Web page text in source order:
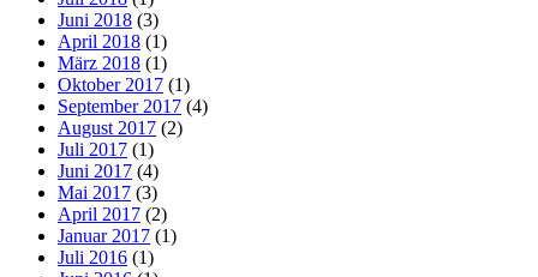
Juni 2018 (3)
April 2018 (1)
März 2018 (1)
Oktober 2017 (1)
September 2017 (4)
August 2017 (2)
Juli 2017 (1)
Juni 2017 (4)
Mai 2017 (3)
April 2017 (2)
Januar 2017 (1)
Juli 2016 (1)